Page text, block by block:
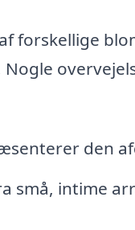
forskellige
den
små, intime